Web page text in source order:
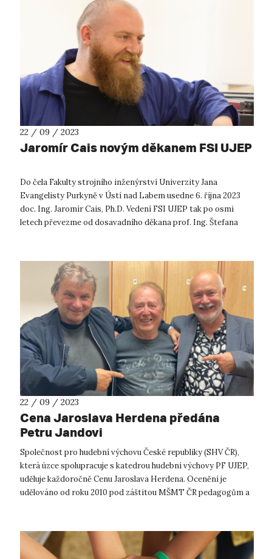
22 / 09 / 2023
Jaromír Cais novým děkanem FSI UJEP
Do čela Fakulty strojního inženýrství Univerzity Jana
Evangelisty Purkyně v Ústí nad Labem usedne 6. října 2023
doc. Ing. Jaromír Cais, Ph.D. Vedení FSI UJEP tak po osmi
letech převezme od dosavadního děkana prof. Ing. Štefana
22 / 09 / 2023
Cena Jaroslava Herdena předána
Petru Jandovi
Společnost pro hudební výchovu České republiky (SHV ČR),
která úzce spolupracuje s katedrou hudební výchovy PF UJEP,
uděluje každoročně Cenu Jaroslava Herdena. Ocenění je
udělováno od roku 2010 pod záštitou MŠMT ČR pedagogům a